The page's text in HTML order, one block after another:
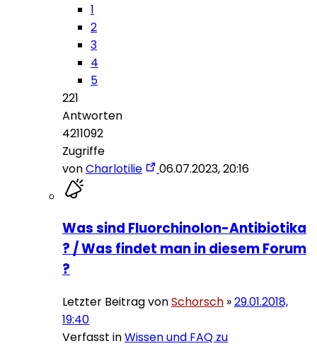
1
2
3
4
5
221
Antworten
4211092
Zugriffe
vonCharlotilie 06.07.2023, 20:16
Was sind Fluorchinolon-Antibiotika
? / Was findet man in diesem Forum
?
Letzter Beitrag vonSchorsch »29.01.2018,
19:40
Verfasst inWissen und FAQ zu